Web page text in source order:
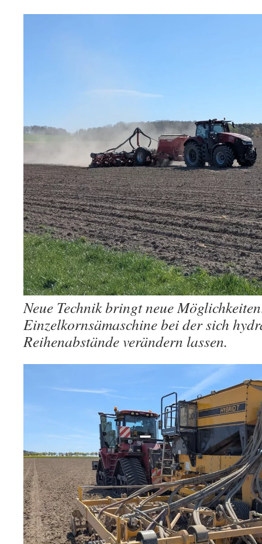
Neue Technik bringt neue
Einzelkornsämaschine bei der sich
Reihenabstände verändern lassen.